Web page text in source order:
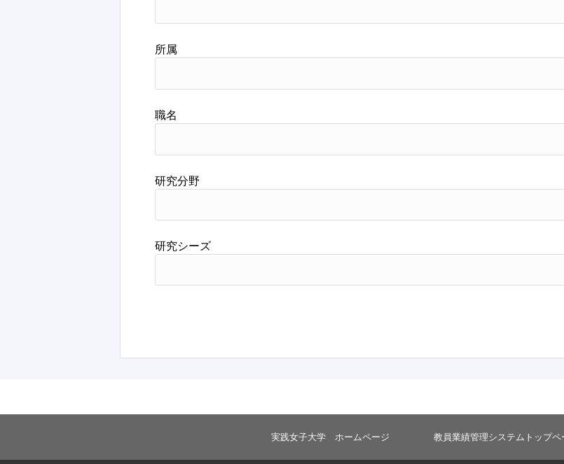
所属
職名
研究分野
研究シーズ
実践女子大学 ホームページ 教員業績管理システムトップペ